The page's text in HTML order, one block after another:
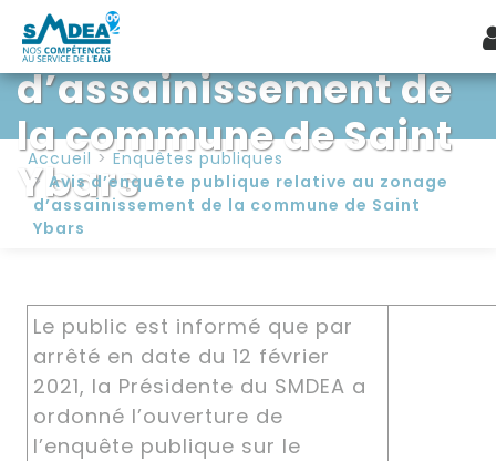
zonage
d’assainissement de
la commune de Saint
Ybars
Accueil
Enquêtes publiques
Avis d’enquête publique relative au zonage
d’assainissement de la commune de Saint
Ybars
Le public est informé que par
arrêté en date du 12 février
2021, la Présidente du SMDEA a
ordonné l’ouverture de
l’enquête publique sur le